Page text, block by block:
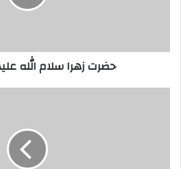
حضرت زهرا سلام الله